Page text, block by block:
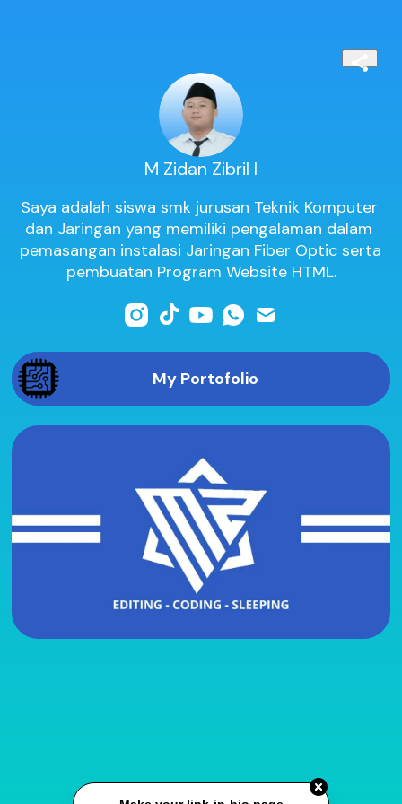
M Zidan Zibril I
Saya adalah siswa smk jurusan Teknik Komputer
dan Jaringan yang memiliki pengalaman dalam
pemasangan instalasi Jaringan Fiber Optic serta
pembuatan Program Website HTML.
My Portofolio